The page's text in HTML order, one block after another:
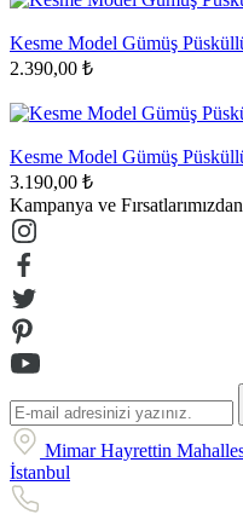
Kesme Model Gümüş
2.390,00 ₺
Kesme Model Gümüş
3.190,00 ₺
Kampanya ve
Mimar Hayrettin
İstanbul